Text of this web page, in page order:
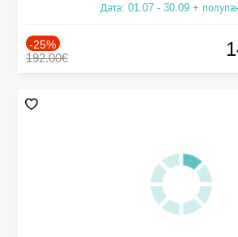
Дата: 01.07 - 30.09 +
-25%
192.00€